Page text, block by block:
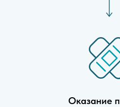
Оказание